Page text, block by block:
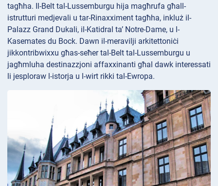
tagħha. Il-Belt tal-Lussemburgu hija magħrufa għall-
istrutturi medjevali u tar-Rinaxximent tagħha, inkluż il-
Palazz Grand Dukali, il-Katidral ta’ Notre-Dame, u l-
Kasemates du Bock. Dawn il-meravilji arkitettoniċi
jikkontribwixxu għas-seħer tal-Belt tal-Lussemburgu u
jagħmluha destinazzjoni affaxxinanti għal dawk interessati
li jesploraw l-istorja u l-wirt rikki tal-Ewropa.